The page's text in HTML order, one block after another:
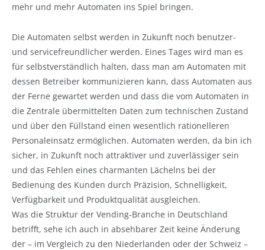
mehr und mehr Automaten ins Spiel bringen.
Die Automaten selbst werden in Zukunft noch benutzer-
und servicefreundlicher werden. Eines Tages wird man es
für selbstverständlich halten, dass man am Automaten mit
dessen Betreiber kommunizieren kann, dass Automaten aus
der Ferne gewartet werden und dass die vom Automaten in
die Zentrale übermittelten Daten zum technischen Zustand
und über den Füllstand einen wesentlich rationelleren
Personaleinsatz ermöglichen. Automaten werden, da bin ich
sicher, in Zukunft noch attraktiver und zuverlässiger sein
und das Fehlen eines charmanten Lächelns bei der
Bedienung des Kunden durch Präzision, Schnelligkeit,
Verfügbarkeit und Produktqualität ausgleichen.
Was die Struktur der Vending-Branche in Deutschland
betrifft, sehe ich auch in absehbarer Zeit keine Änderung
der – im Vergleich zu den Niederlanden oder der Schweiz –